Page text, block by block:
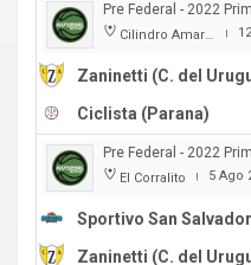
Pre Federal - 2022
Cilindro Amarillo |
Zaninetti (C. del
Ciclista (Parana)
Pre Federal - 2022
El Corralito | 5 Ago
Sportivo San
Zaninetti (C. del